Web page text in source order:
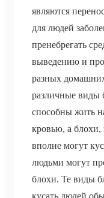
являются
для людей
пренебрегать
выведению и
разных
различные виды
способны жить
кровью, а
вполне могут
людьми могут
блохи. Те виды
кусать людей